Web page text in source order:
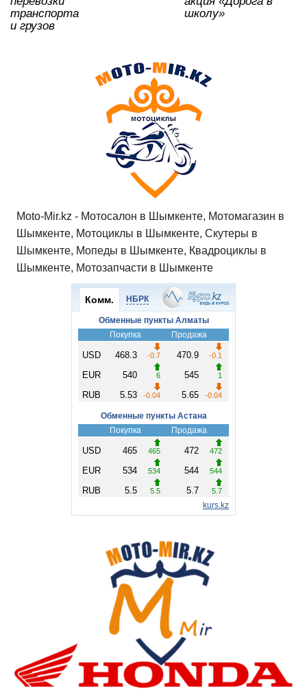
транспорта
и грузов
школу»
Moto-Mir.kz - Мотосалон в Шымкенте, Мотомагазин в
Шымкенте, Мотоциклы в Шымкенте, Скутеры в
Шымкенте, Мопеды в Шымкенте, Квадроциклы в
Шымкенте, Мотозапчасти в Шымкенте